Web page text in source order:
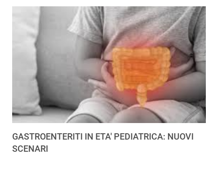
GASTROENTERITI IN ETA' PEDIATRICA: NUOVI
SCENARI